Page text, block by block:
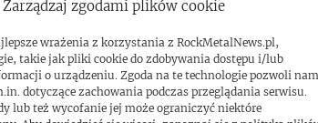
Zarządzaj zgodami plików cookie
wrażenia z korzystania z RockMetalNews.pl,
takie jak pliki cookie do zdobywania dostępu i/lub
o urządzeniu. Zgoda na te technologie pozwoli nam
dotyczące zachowania podczas przeglądania serwisu.
lub też wycofanie jej może ograniczyć niektóre